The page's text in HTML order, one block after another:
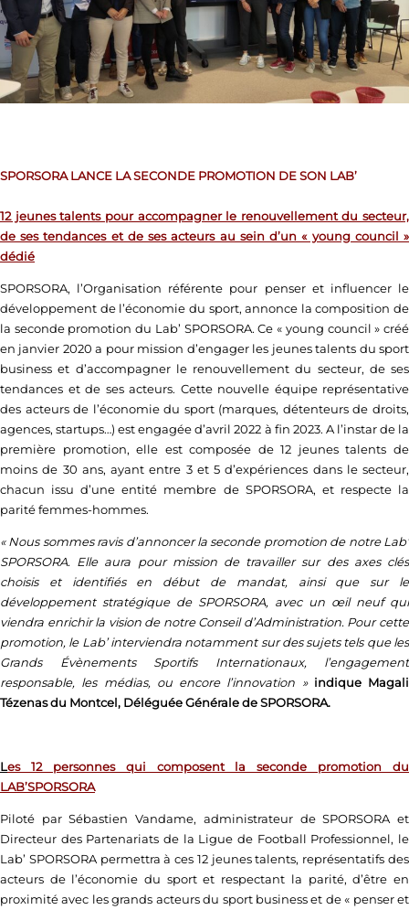
SPORSORA LANCE LA SECONDE PROMOTION DE SON LAB’
12 jeunes talents pour accompagner le renouvellement du secteur,
de ses tendances et de ses acteurs au sein d’un « young council »
dédié
SPORSORA, l’Organisation référente pour penser et influencer le
développement de l’économie du sport, annonce la composition de
la seconde promotion du Lab’ SPORSORA. Ce « young council » créé
en janvier 2020 a pour mission d’engager les jeunes talents du sport
business et d’accompagner le renouvellement du secteur, de ses
tendances et de ses acteurs. Cette nouvelle équipe représentative
des acteurs de l’économie du sport (marques, détenteurs de droits,
agences, startups…) est engagée d’avril 2022 à fin 2023. A l’instar de la
première promotion, elle est composée de 12 jeunes talents de
moins de 30 ans, ayant entre 3 et 5 d’expériences dans le secteur,
chacun issu d’une entité membre de SPORSORA, et respecte la
parité femmes-hommes.
« Nous sommes ravis d’annoncer la seconde promotion de notre Lab’
SPORSORA. Elle aura pour mission de travailler sur des axes clés
choisis et identifiés en début de mandat, ainsi que sur le
développement stratégique de SPORSORA, avec un œil neuf qui
viendra enrichir la vision de notre Conseil d’Administration. Pour cette
promotion, le Lab’ interviendra notamment sur des sujets tels que les
Grands Évènements Sportifs Internationaux, l’engagement
responsable, les médias, ou encore l’innovation » indique Magali
Tézenas du Montcel, Déléguée Générale de SPORSORA.
Les 12 personnes qui composent la seconde promotion du
LAB’SPORSORA
Piloté par Sébastien Vandame, administrateur de SPORSORA et
Directeur des Partenariats de la Ligue de Football Professionnel, le
Lab’ SPORSORA permettra à ces 12 jeunes talents, représentatifs des
acteurs de l’économie du sport et respectant la parité, d’être en
proximité avec les grands acteurs du sport business et de « penser et